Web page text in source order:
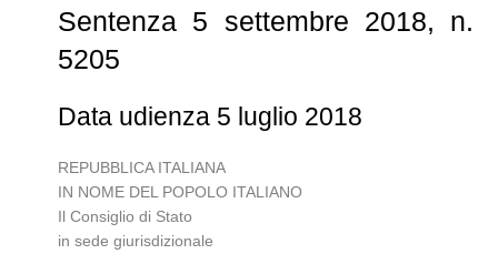
Sentenza 5 settembre 2018, n.
5205
Data udienza 5 luglio 2018
REPUBBLICA ITALIANA
IN NOME DEL POPOLO ITALIANO
Il Consiglio di Stato
in sede giurisdizionale